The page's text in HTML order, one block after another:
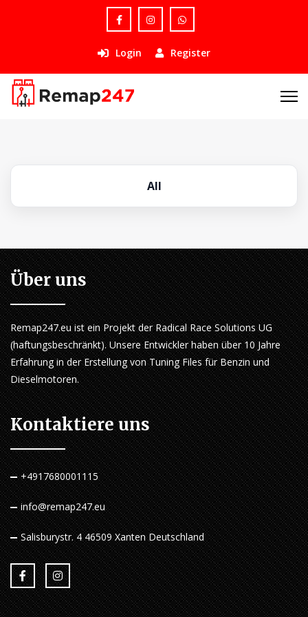
Login Register
All
Über uns
Remap247.eu ist ein Projekt der Radical Race Solutions UG
(haftungsbeschränkt). Unsere Entwickler haben über 10 Jahre
Erfahrung in der Erstellung von Tuning Files für Benzin und
Dieselmotoren.
Kontaktiere uns
+4917680001115
info@remap247.eu
Salisburystr. 4 46509 Xanten Deutschland